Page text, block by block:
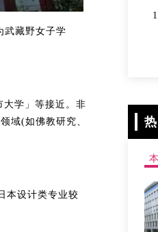
武藏野女子学
大学」等接近。非
域(如佛教研究、
本设计类专业较